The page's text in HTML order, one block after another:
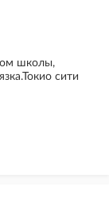
школы,
сити